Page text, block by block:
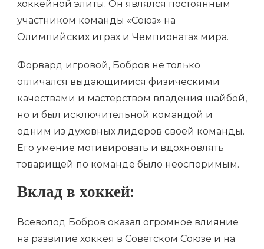
хоккейной элиты. Он являлся постоянным
участником команды «Союз» на
Олимпийских играх и Чемпионатах мира.
Форвард игровой, Бобров не только
отличался выдающимися физическими
качествами и мастерством владения шайбой,
но и был исключительной командой и
одним из духовных лидеров своей команды.
Его умение мотивировать и вдохновлять
товарищей по команде было неоспоримым.
Вклад в хоккей:
Всеволод Бобров оказал огромное влияние
на развитие хоккея в Советском Союзе и на